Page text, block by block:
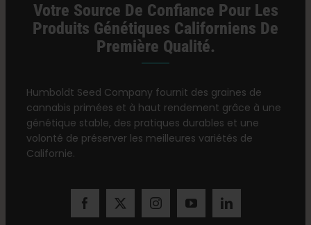
Votre Source De Confiance Pour Les
Produits Génétiques Californiens De
Première Qualité.
Humboldt Seed Company fournit des graines de
cannabis primées et à haut rendement grâce à une
génétique stable, des pratiques durables et une
volonté de préserver les meilleures variétés de
Californie.